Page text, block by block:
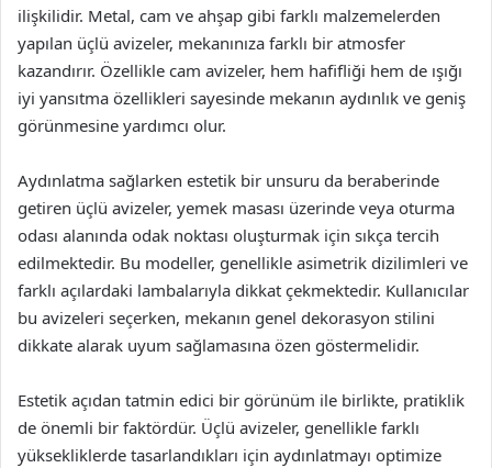
ilişkilidir. Metal, cam ve ahşap gibi farklı malzemelerden
yapılan üçlü avizeler, mekanınıza farklı bir atmosfer
kazandırır. Özellikle cam avizeler, hem hafifliği hem de ışığı
iyi yansıtma özellikleri sayesinde mekanın aydınlık ve geniş
görünmesine yardımcı olur.
Aydınlatma sağlarken estetik bir unsuru da beraberinde
getiren üçlü avizeler, yemek masası üzerinde veya oturma
odası alanında odak noktası oluşturmak için sıkça tercih
edilmektedir. Bu modeller, genellikle asimetrik dizilimleri ve
farklı açılardaki lambalarıyla dikkat çekmektedir. Kullanıcılar
bu avizeleri seçerken, mekanın genel dekorasyon stilini
dikkate alarak uyum sağlamasına özen göstermelidir.
Estetik açıdan tatmin edici bir görünüm ile birlikte, pratiklik
de önemli bir faktördür. Üçlü avizeler, genellikle farklı
yüksekliklerde tasarlandıkları için aydınlatmayı optimize